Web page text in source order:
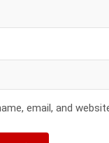
email, and